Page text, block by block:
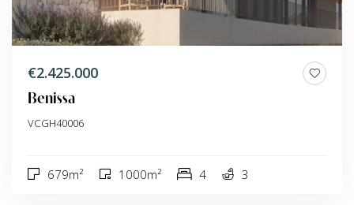
€2.425.000
Benissa
VCGH40006
679m² 1000m² 4 3